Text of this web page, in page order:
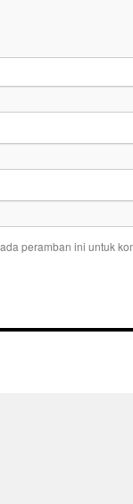
peramban ini untuk